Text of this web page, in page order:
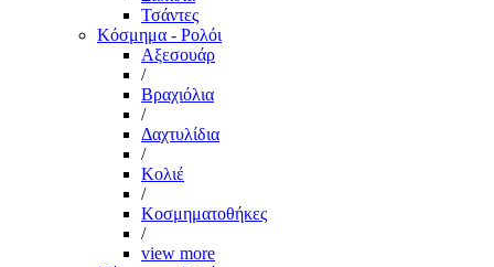
Τσάντες
Κόσμημα - Ρολόι
Αξεσουάρ
/
Βραχιόλια
/
Δαχτυλίδια
/
Κολιέ
/
Κοσμηματοθήκες
/
view more